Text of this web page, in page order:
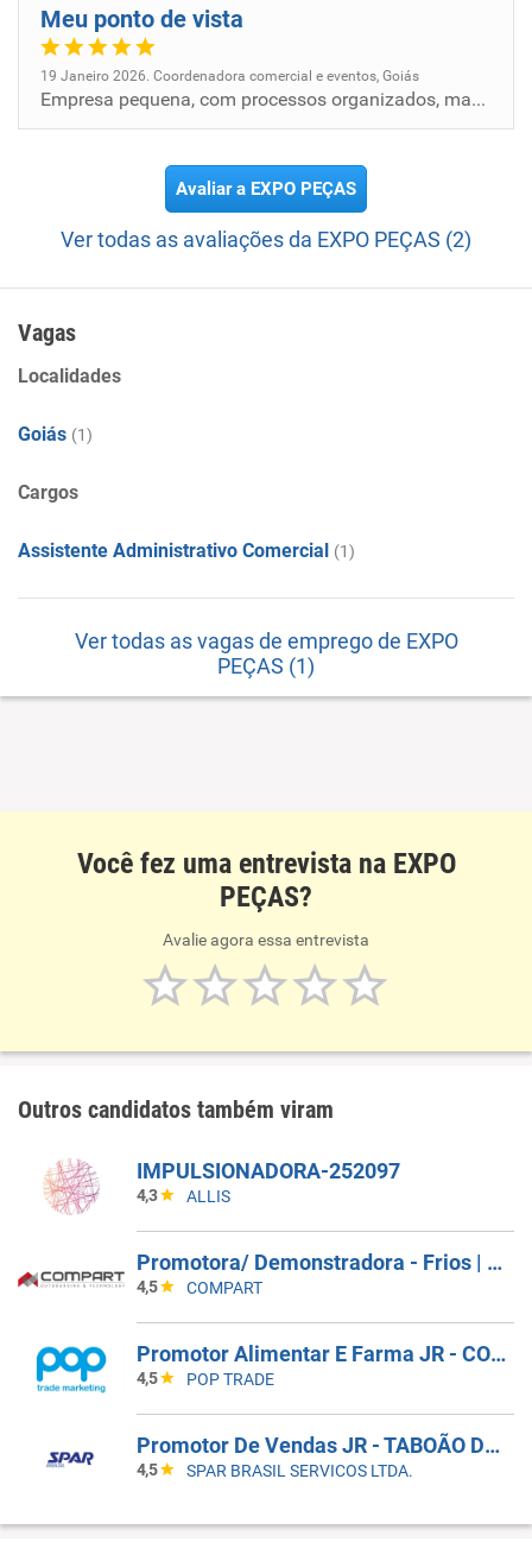
Meu ponto de vista
19 Janeiro 2026. Coordenadora comercial e eventos, Goiás
Empresa pequena, com processos organizados, mas sem oportunidades claras de crescimento. Ambiente controlado e com ges...
Avaliar a EXPO PEÇAS
Ver todas as avaliações da EXPO PEÇAS (2)
Vagas
Localidades
Goiás (1)
Cargos
Assistente Administrativo Comercial (1)
Ver todas as vagas de emprego de EXPO
PEÇAS (1)
Você fez uma entrevista na EXPO
PEÇAS?
Avalie agora essa entrevista
Outros candidatos também viram
IMPULSIONADORA-252097
4,3 ALLIS
Promotora/ Demonstradora - Frios | Jacareí (SP)
4,5 COMPART
Promotor Alimentar E Farma JR - COBERTURA DE AFASTAMENTO _ GUARULHOS_SP
4,5 POP TRADE
Promotor De Vendas JR - TABOÃO DA SERRA - COBERTURA DE FERIAS
4,5 SPAR BRASIL SERVICOS LTDA.